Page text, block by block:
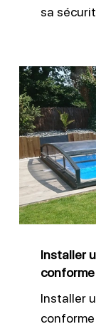
sa
Installer
un
abri
de
piscine
sécurisé
et
Installer
conforme
Installer